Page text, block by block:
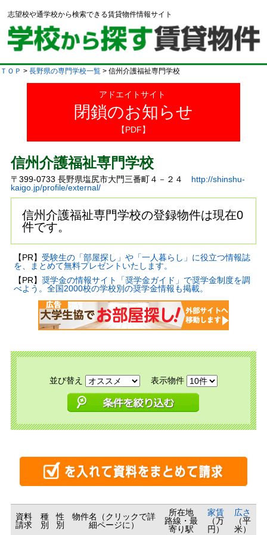
志望校や通学校から検索できる賃貸物件情報サイト
ＴＯＰ > 長野県の専門学校一覧 > 信州介護福祉専門学校
アドエイトサイト
閉鎖のお知らせ
【PDF】
信州介護福祉専門学校
〒399-0733 長野県塩尻市大門三番町４－２４ http://shinshu-
kaigo.jp/profile/external/
信州介護福祉専門学校の登録物件は現在0
件です。
【PR】 受験生の「部屋探し」や「一人暮らし」に役立つ情報誌
を、まとめて無料プレゼントいたします。
【PR】 奨学金の情報サイト「奨学金ガイド」で奨学金制度を調
べよう。全国2000校の学校別の奨学金情報も掲載。
並び替え 表示物件
資料
請求
種
別
性
別
物件名（クリックで詳
細ページに）
所在地
路線・最
寄り駅
家賃
（万
円）
広さ
（平
米）